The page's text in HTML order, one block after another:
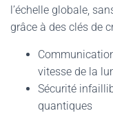
l’échelle globale,
grâce à des clés de
vitesse de la
Sécurité
quantiques